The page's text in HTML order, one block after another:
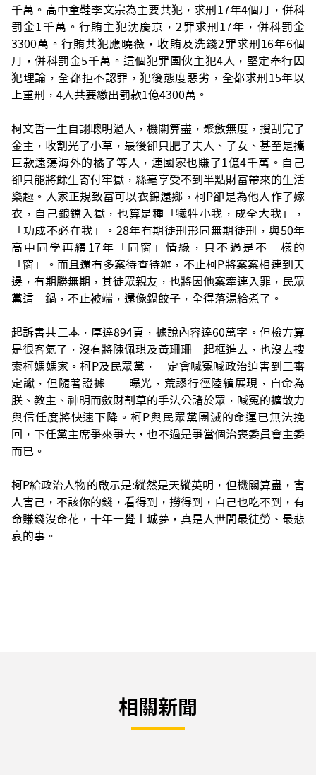
千萬。高中童鞋李文宗為主要共犯，求刑17年4個月，併科
罰金1千萬。行賄主犯沈慶京，2罪求刑17年，併科罰金
3300萬。行賄共犯應曉薇，收賄及洗錢2罪求刑16年6個
月，併科罰金5千萬。這個犯罪團伙主犯4人，堅定奉行囚
犯理論，全都拒不認罪，犯後態度惡劣，全都求刑15年以
上重刑，4人共要繳出罰款1億4300萬。
柯文哲一生自詡聰明過人，機關算盡，聚斂無度，搜刮完了
金主，收割光了小草，最後卻只肥了夫人、子女、甚至是攜
巨款遠蕩海外的橘子等人，連國家也賺了1億4千萬。自己
卻只能將餘生寄付牢獄，絲毫享受不到半點財富帶來的生活
樂趣。人家正規致富可以衣錦還鄉，柯P卻是為他人作了嫁
衣，自己鋃鐺入獄，也算是種「犧牲小我，成全大我」，
「功成不必在我」。28年有期徒刑形同無期徒刑，與50年
高中同學再續17年「同窗」情緣，只不過是不一樣的
「窗」。而且還有多案待查待辦，不止柯P將案案相連到天
邊，有期勝無期，其徒眾親友，也將因他案牽連入罪，民眾
黨這一鍋，不止被端，還像鍋餃子，全得落湯給煮了。
起訴書共三本，厚達894頁，據說內容達60萬字。但檢方算
是很客氣了，沒有將陳佩琪及黃珊珊一起框進去，也沒去搜
索柯媽媽家。柯P及民眾黨，一定會喊冤喊政治迫害到三審
定讞，但隨著證據一一曝光，荒謬行徑陸續展現，自命為
朕、教主、神明而斂財割草的手法公諸於眾，喊冤的擴散力
與信任度將快速下降。柯P與民眾黨團滅的命運已無法挽
回，下任黨主席爭來爭去，也不過是爭當個治喪委員會主委
而已。
柯P給政治人物的啟示是:縱然是天縱英明，但機關算盡，害
人害己，不該你的錢，看得到，撈得到，自己也吃不到，有
命賺錢沒命花，十年一覺土城夢，真是人世間最徒勞、最悲
哀的事。
相關新聞